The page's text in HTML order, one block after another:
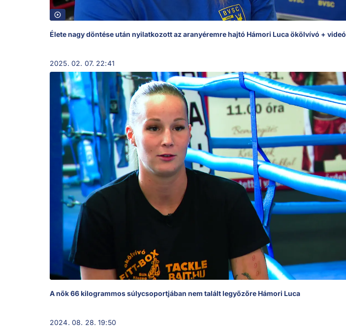
Élete nagy döntése után nyilatkozott az aranyéremre hajtó Hámori Luca ökölvívó + videó
2025. 02. 07. 22:41
A nők 66 kilogrammos súlycsoportjában nem talált legyőzőre Hámori Luca
2024. 08. 28. 19:50